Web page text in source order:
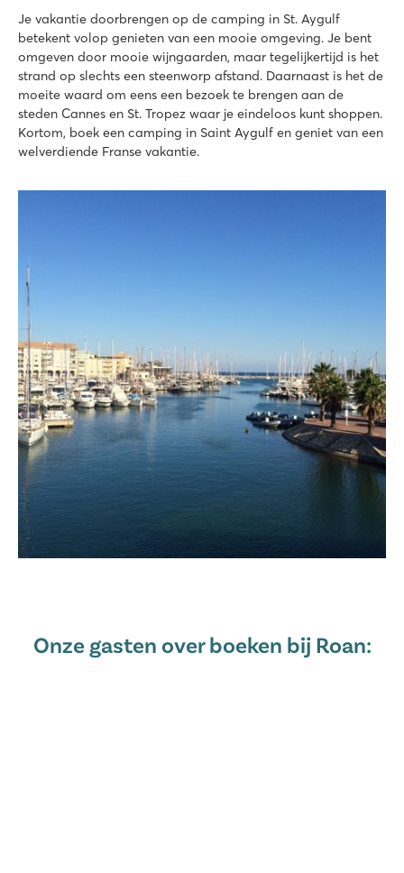
Verblijf tot 12 personen in de Supreme Deluxe Family
Mooi zwembadcomplex met glijbanen en kinderbad
Saint Tropez per veerdienst te bereiken
La Pierre Verte
La Pierre Verte
Frankrijk - Zuid-Frankrijk - Côte d’Azur - Fréjus
★ ★ ★
La Baume
La Baume
Frankrijk - Zuid-Frankrijk - Côte d’Azur - Fréjus
★ ★ ★ ★
2 geweldige zwembadcomplexen met glijbanen
Leuke animatie en mooie faciliteiten
Charmante steden en dorpjes in de omgeving
Je vakantie doorbrengen op de camping in St. Aygulf
betekent volop genieten van een mooie omgeving. Je bent
omgeven door mooie wijngaarden, maar tegelijkertijd is het
strand op slechts een steenworp afstand. Daarnaast is het de
moeite waard om eens een bezoek te brengen aan de
steden Cannes en St. Tropez waar je eindeloos kunt shoppen.
Kortom, boek een camping in Saint Aygulf en geniet van een
welverdiende Franse vakantie.
Onze gasten over boeken bij Roan: